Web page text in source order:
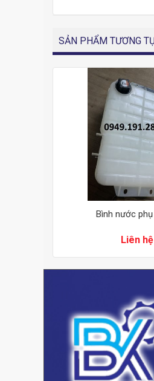
SẢN PHẨM TƯƠNG
Bình nước
Liên hệ